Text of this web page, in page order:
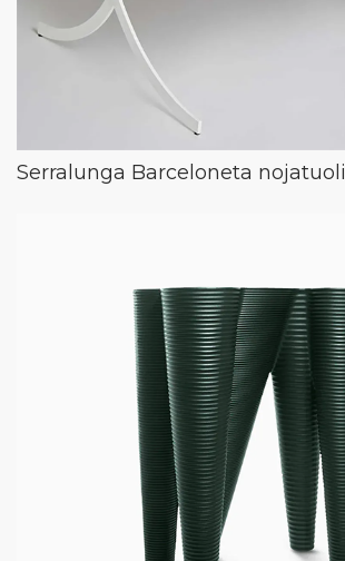
Serralunga Barceloneta nojatuoli